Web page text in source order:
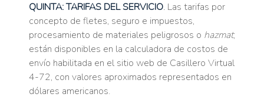
QUINTA: TARIFAS DEL SERVICIO. Las tarifas por
concepto de fletes, seguro e impuestos,
procesamiento de materiales peligrosos o hazmat;
están disponibles en la calculadora de costos de
envío habilitada en el sitio web de Casillero Virtual
4-72, con valores aproximados representados en
dólares americanos.